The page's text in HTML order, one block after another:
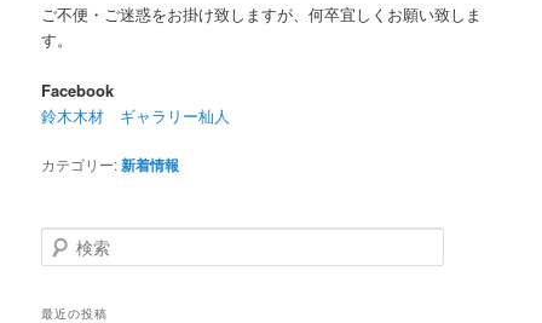
ご不便・ご迷惑をお掛け致しますが、何卒宜しくお願い致しま
す。
Facebook
鈴木木材 ギャラリー杣人
カテゴリー:新着情報
検
索
最近の投稿